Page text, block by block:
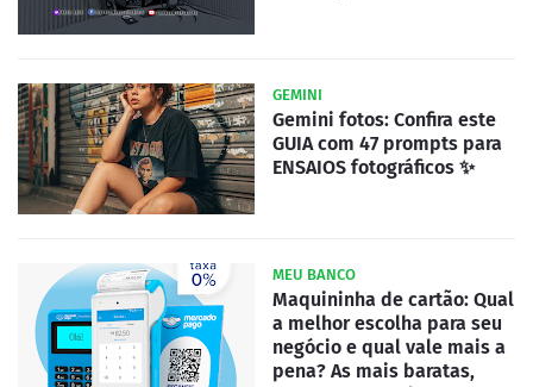
GEMINI
Gemini fotos: Confira este
GUIA com 47 prompts para
ENSAIOS fotográficos ✨
MEU BANCO
Maquininha de cartão: Qual
a melhor escolha para seu
negócio e qual vale mais a
pena? As mais baratas,